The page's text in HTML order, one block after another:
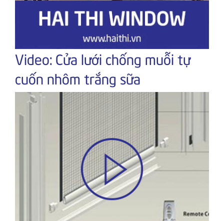
Video: Cửa lưới chống muỗi tự
cuốn nhôm trắng sữa